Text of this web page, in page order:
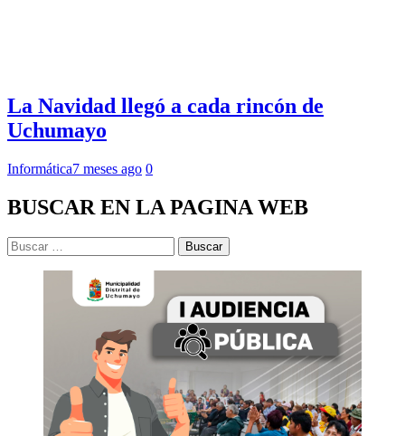
La Navidad llegó a cada rincón de
Uchumayo
Informática7 meses ago 0
BUSCAR EN LA PAGINA WEB
Buscar: